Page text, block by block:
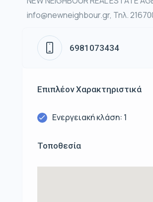
info@newneighbour.gr, Τηλ.
6981073434
Επιπλέον Χαρακτηριστικά
Ενεργειακή κλάση: 1
Τοποθεσία